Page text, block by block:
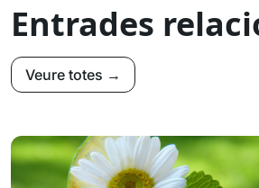
Entrades
Veure totes →